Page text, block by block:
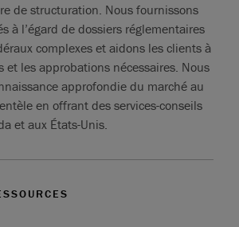
de structuration. Nous fournissons
à l’égard de dossiers réglementaires
complexes et aidons les clients à
et les approbations nécessaires. Nous
approfondie du marché au
en offrant des services-conseils
et aux États-Unis.